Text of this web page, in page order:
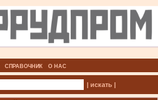
СПРАВОЧНИК О НАС
| искать |